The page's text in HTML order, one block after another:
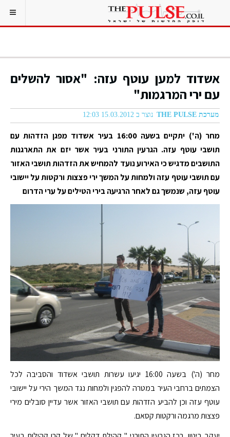
אשדוד למען עוטף עזה: "אסור להשלים
עם ירי המרגמות"
מערכת THE PULSE נוצר ב 15.03.2012 12:03
מחר (ה') יתקיים בשעה 16:00 בעיר אשדוד מפגן הזדהות עם
תושבי עוטף עזה. הגרעין התורני בעיר אשר יזם את התארגנות
התושבים מדגיש כי האירוע נועד להמחיש את הזדהות תושבי האזור
עם תושבי עוטף עזה ולמחות על המשך ירי פצצות ורקטות על יישובי
עוטף עזה, שנמשך גם לאחר הרגיעה בירי הטילים על ערי הדרום
מחר (ה') בשעה 16:00 יגיעו עשרות תושבי אשדוד והסביבה לכל
הצמתים ברחבי העיר במטרה להפגין ולמחות נגד המשך הירי על יישובי
עוטף עזה וכן להביע הזדהות עם תושבי האזור אשר עדיין סובלים מירי
פצצות מרגמה ורקטות קסאם.